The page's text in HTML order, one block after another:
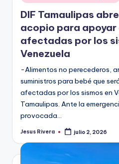
en
DIF Tamaulipas
acopio para apoyar
afectadas por los
Venezuela
-Alimentos no perecederos,
suministros para bebé que
afectadas por los sismos en
Tamaulipas. Ante la
provocada…
Publicado
Jesus Rivera julio 2, 2026